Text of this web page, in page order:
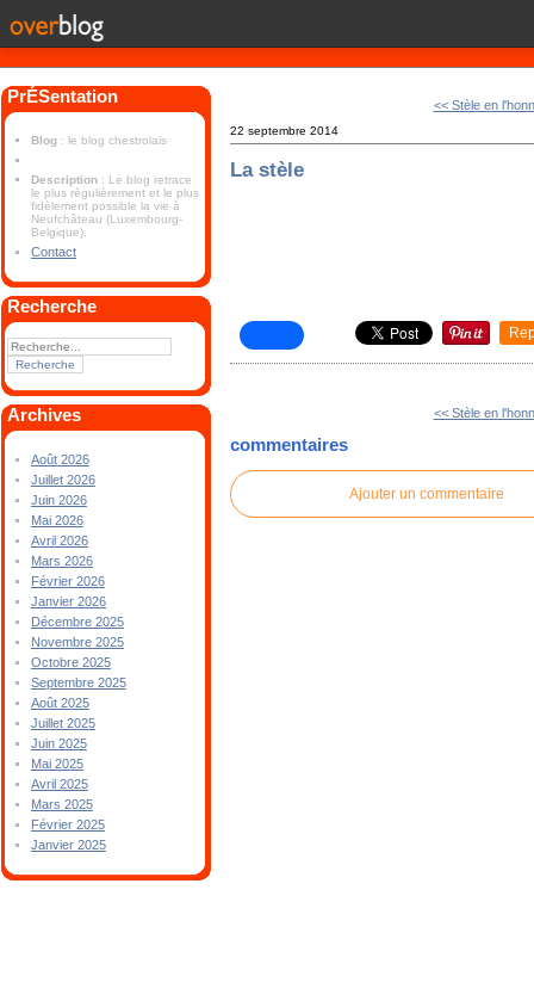
PrÉSentation
Blog : le blog chestrolais
Description : Le blog retrace
le plus régulièrement et le plus
fidèlement possible la vie à
Neufchâteau (Luxembourg-
Belgique).
Contact
Recherche
Archives
Août 2026
Juillet 2026
Juin 2026
Mai 2026
Avril 2026
Mars 2026
Février 2026
Janvier 2026
Décembre 2025
Novembre 2025
Octobre 2025
Septembre 2025
Août 2025
Juillet 2025
Juin 2025
Mai 2025
Avril 2025
Mars 2025
Février 2025
Janvier 2025
<< Stèle en
22 septembre 2014
La stèle
<< Stèle en
commentaires
Ajouter un commentaire